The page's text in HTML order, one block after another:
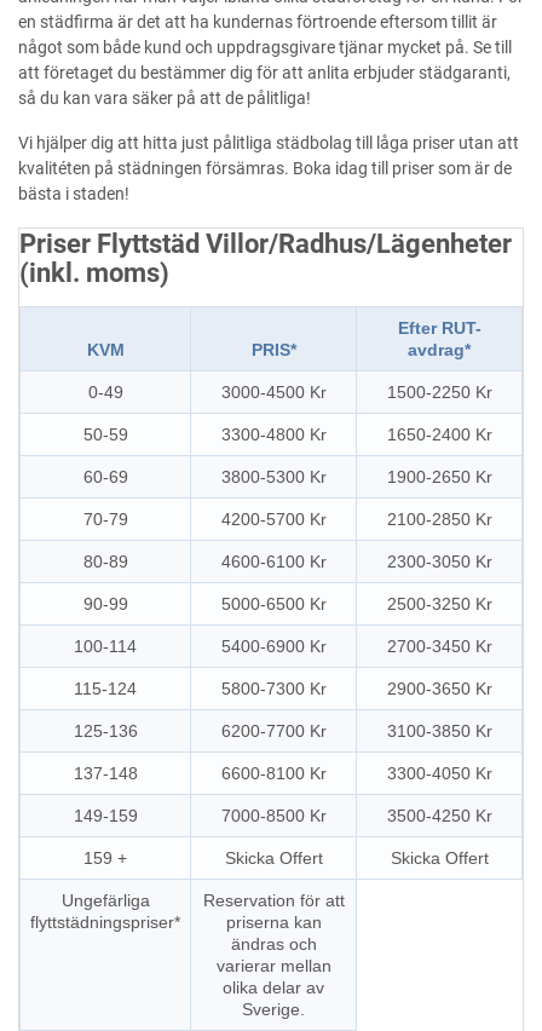
en städfirma är det att ha kundernas förtroende eftersom tillit är
något som både kund och uppdragsgivare tjänar mycket på. Se till
att företaget du bestämmer dig för att anlita erbjuder städgaranti,
så du kan vara säker på att de pålitliga!
Vi hjälper dig att hitta just pålitliga städbolag till låga priser utan att
kvalitéten på städningen försämras. Boka idag till priser som är de
bästa i staden!
Priser Flyttstäd Villor/Radhus/Lägenheter
(inkl. moms)
KVM PRIS*
Efter RUT-
avdrag*
0-49 3000-4500 Kr 1500-2250 Kr
50-59 3300-4800 Kr 1650-2400 Kr
60-69 3800-5300 Kr 1900-2650 Kr
70-79 4200-5700 Kr 2100-2850 Kr
80-89 4600-6100 Kr 2300-3050 Kr
90-99 5000-6500 Kr 2500-3250 Kr
100-114 5400-6900 Kr 2700-3450 Kr
115-124 5800-7300 Kr 2900-3650 Kr
125-136 6200-7700 Kr 3100-3850 Kr
137-148 6600-8100 Kr 3300-4050 Kr
149-159 7000-8500 Kr 3500-4250 Kr
159 + Skicka Offert Skicka Offert
Ungefärliga
flyttstädningspriser*
Reservation för att
priserna kan
ändras och
varierar mellan
olika delar av
Sverige.